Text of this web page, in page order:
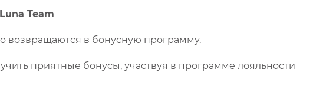
Team
возвращаются в бонусную программу.
приятные бонусы, участвуя в программе лояльности